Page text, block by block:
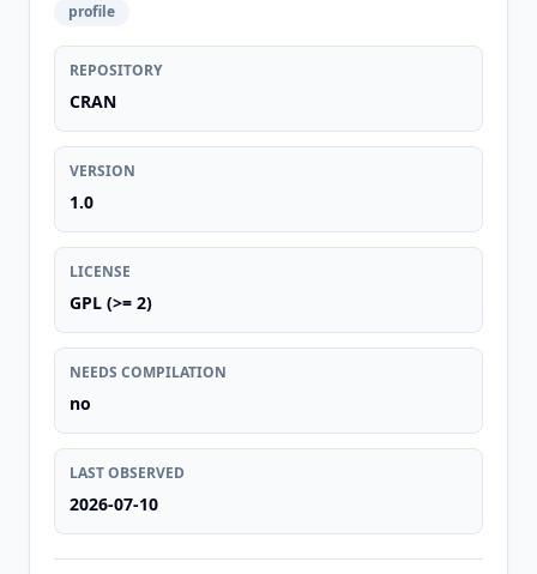
profile
REPOSITORY
CRAN
VERSION
1.0
LICENSE
GPL (>= 2)
NEEDS COMPILATION
no
LAST OBSERVED
2026-07-10